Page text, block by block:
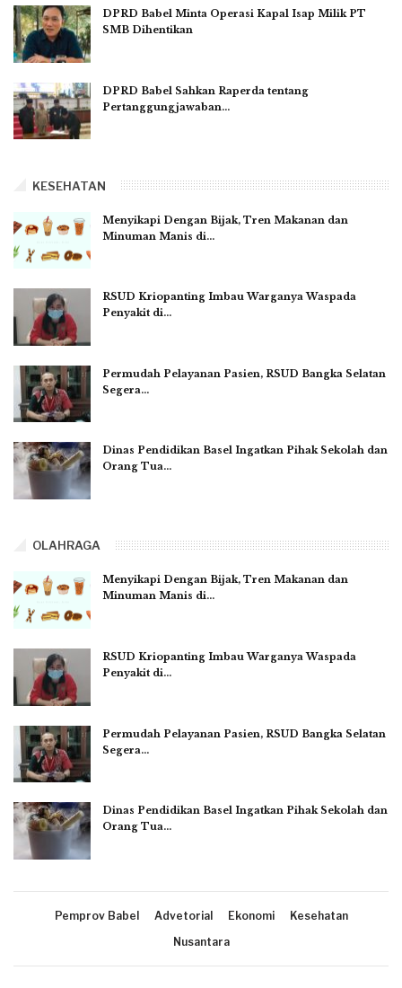
DPRD Babel Minta Operasi Kapal Isap Milik PT
SMB Dihentikan
DPRD Babel Sahkan Raperda tentang
Pertanggungjawaban…
KESEHATAN
Menyikapi Dengan Bijak, Tren Makanan dan
Minuman Manis di…
RSUD Kriopanting Imbau Warganya Waspada
Penyakit di…
Permudah Pelayanan Pasien, RSUD Bangka Selatan
Segera…
Dinas Pendidikan Basel Ingatkan Pihak Sekolah dan
Orang Tua…
OLAHRAGA
Menyikapi Dengan Bijak, Tren Makanan dan
Minuman Manis di…
RSUD Kriopanting Imbau Warganya Waspada
Penyakit di…
Permudah Pelayanan Pasien, RSUD Bangka Selatan
Segera…
Dinas Pendidikan Basel Ingatkan Pihak Sekolah dan
Orang Tua…
Pemprov Babel Advetorial Ekonomi
Kesehatan
Nusantara